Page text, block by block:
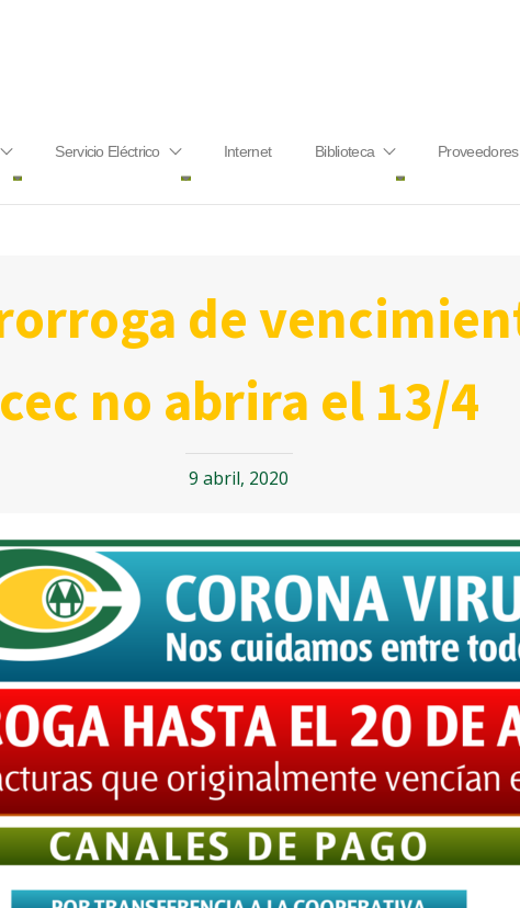
Servicio Eléctrico Internet Biblioteca Proveedores
cec no abrira el 13/4
9 abril, 2020